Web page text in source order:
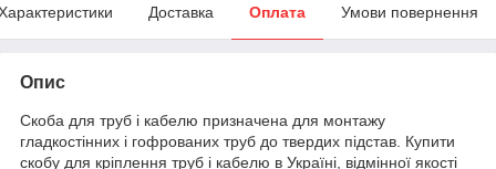
Доставка Оплата Умови повернення
Опис
Скоба для труб і кабелю призначена для монтажу
гладкостінних і гофрованих труб до твердих підстав. Купити
скобу для кріплення труб і кабелю в Україні, відмінної якості